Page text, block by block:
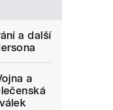
a další
a